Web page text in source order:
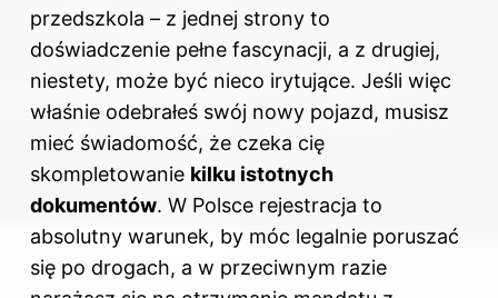
przedszkola – z jednej strony to
doświadczenie pełne fascynacji, a z drugiej,
niestety, może być nieco irytujące. Jeśli więc
właśnie odebrałeś swój nowy pojazd, musisz
mieć świadomość, że czeka cię
skompletowanie kilku istotnych
dokumentów. W Polsce rejestracja to
absolutny warunek, by móc legalnie poruszać
się po drogach, a w przeciwnym razie